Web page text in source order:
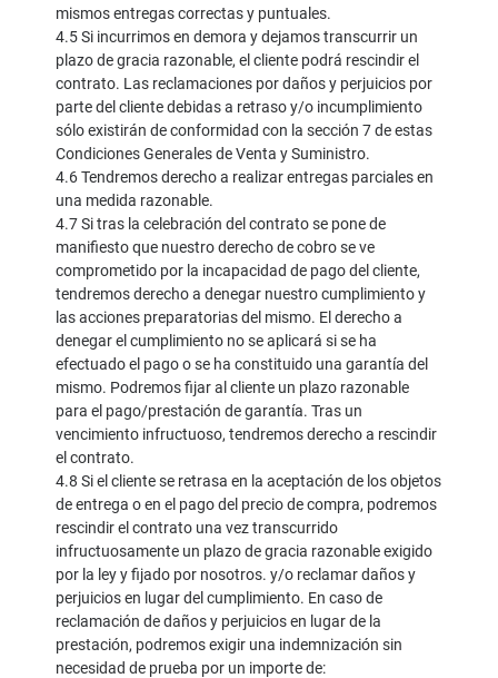
mismos entregas correctas y puntuales.
4.5 Si incurrimos en demora y dejamos transcurrir un
plazo de gracia razonable, el cliente podrá rescindir el
contrato. Las reclamaciones por daños y perjuicios por
parte del cliente debidas a retraso y/o incumplimiento
sólo existirán de conformidad con la sección 7 de estas
Condiciones Generales de Venta y Suministro.
4.6 Tendremos derecho a realizar entregas parciales en
una medida razonable.
4.7 Si tras la celebración del contrato se pone de
manifiesto que nuestro derecho de cobro se ve
comprometido por la incapacidad de pago del cliente,
tendremos derecho a denegar nuestro cumplimiento y
las acciones preparatorias del mismo. El derecho a
denegar el cumplimiento no se aplicará si se ha
efectuado el pago o se ha constituido una garantía del
mismo. Podremos fijar al cliente un plazo razonable
para el pago/prestación de garantía. Tras un
vencimiento infructuoso, tendremos derecho a rescindir
el contrato.
4.8 Si el cliente se retrasa en la aceptación de los objetos
de entrega o en el pago del precio de compra, podremos
rescindir el contrato una vez transcurrido
infructuosamente un plazo de gracia razonable exigido
por la ley y fijado por nosotros. y/o reclamar daños y
perjuicios en lugar del cumplimiento. En caso de
reclamación de daños y perjuicios en lugar de la
prestación, podremos exigir una indemnización sin
necesidad de prueba por un importe de: